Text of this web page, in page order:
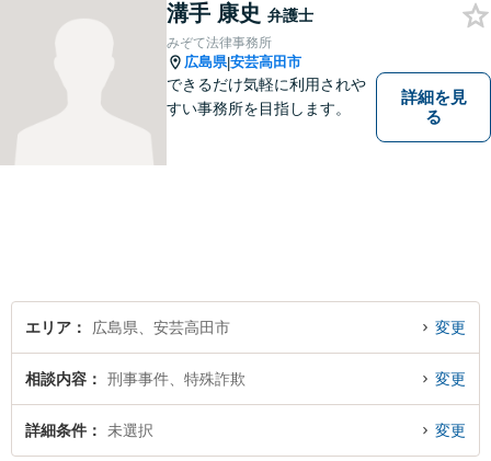
溝手 康史 弁護士
みぞて法律事務所
広島県|安芸高田市
できるだけ気軽に利用されや
すい事務所を目指します。
詳細を見
る
エリア 広島県、安芸高田市 変更
相談内容 刑事事件、特殊詐欺 変更
詳細条件 未選択 変更